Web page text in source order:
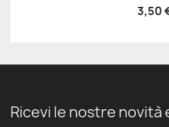
3,50
Ricevi le nostre